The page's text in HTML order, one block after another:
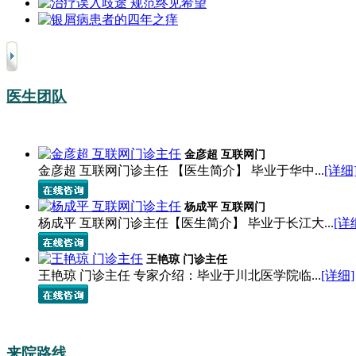
医生团队
金彦超 互联网门
金彦超 互联网门诊主任 【医生简介】 毕业于华中...[详
杨成平 互联网门
杨成平 互联网门诊主任【医生简介】 毕业于长江大...[详
王艳琼 门诊主任
王艳琼 门诊主任 专家介绍：毕业于川北医学院临...[详细]